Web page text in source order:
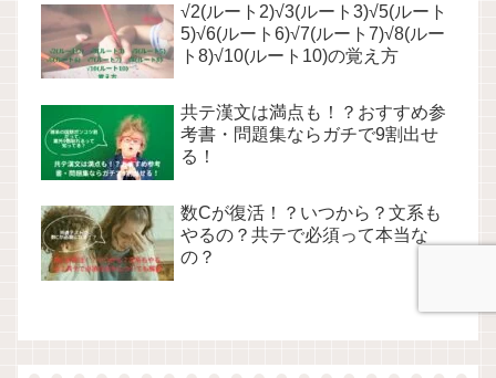
√2(ルート2)√3(ルート3)√5(ルート
5)√6(ルート6)√7(ルート7)√8(ルー
ト8)√10(ルート10)の覚え方
共テ漢文は満点も！？おすすめ参
考書・問題集ならガチで9割出せ
る！
数Cが復活！？いつから？文系も
やるの？共テで必須って本当な
の？